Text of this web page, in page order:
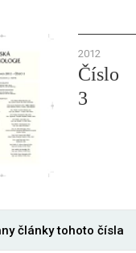
2012
Číslo
3
články tohoto čísla